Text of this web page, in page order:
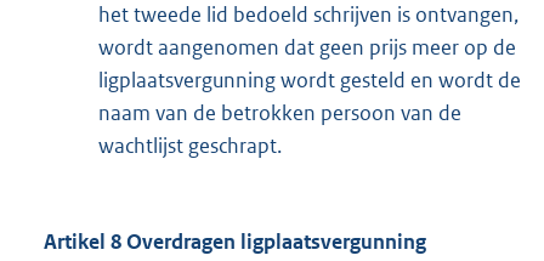
het tweede lid bedoeld schrijven is ontvangen,
wordt aangenomen dat geen prijs meer op de
ligplaatsvergunning wordt gesteld en wordt de
naam van de betrokken persoon van de
wachtlijst geschrapt.
Artikel 8 Overdragen ligplaatsvergunning